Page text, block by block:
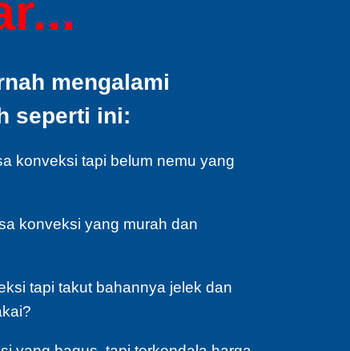
mengalami
seperti ini:
konveksi tapi belum nemu yang
konveksi yang murah dan
tapi takut bahannya jelek dan